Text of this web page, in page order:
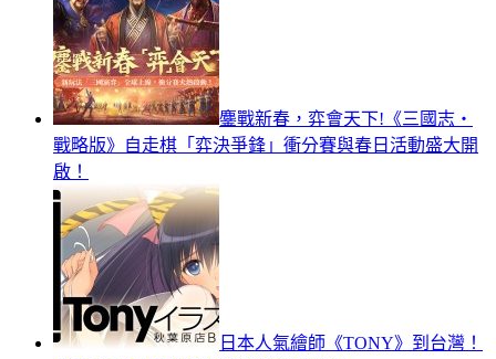
鏖戰新春，弈會天下!《三國志・
戰略版》自走棋「弈決爭鋒」衝分賽與春日活動盛大開
啟！
日本人氣繪師《TONY》到台灣！